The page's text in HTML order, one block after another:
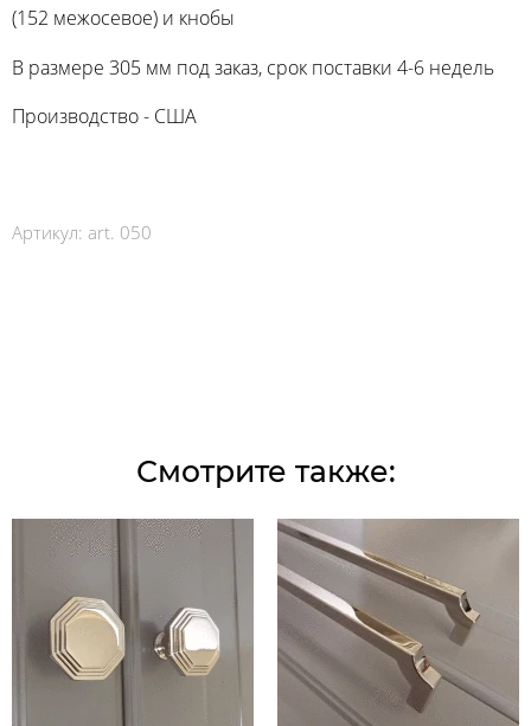
(152 межосевое) и кнобы
В размере 305 мм под заказ, срок поставки 4-6 недель
Производство - США
Артикул: art. 050
Смотрите также: